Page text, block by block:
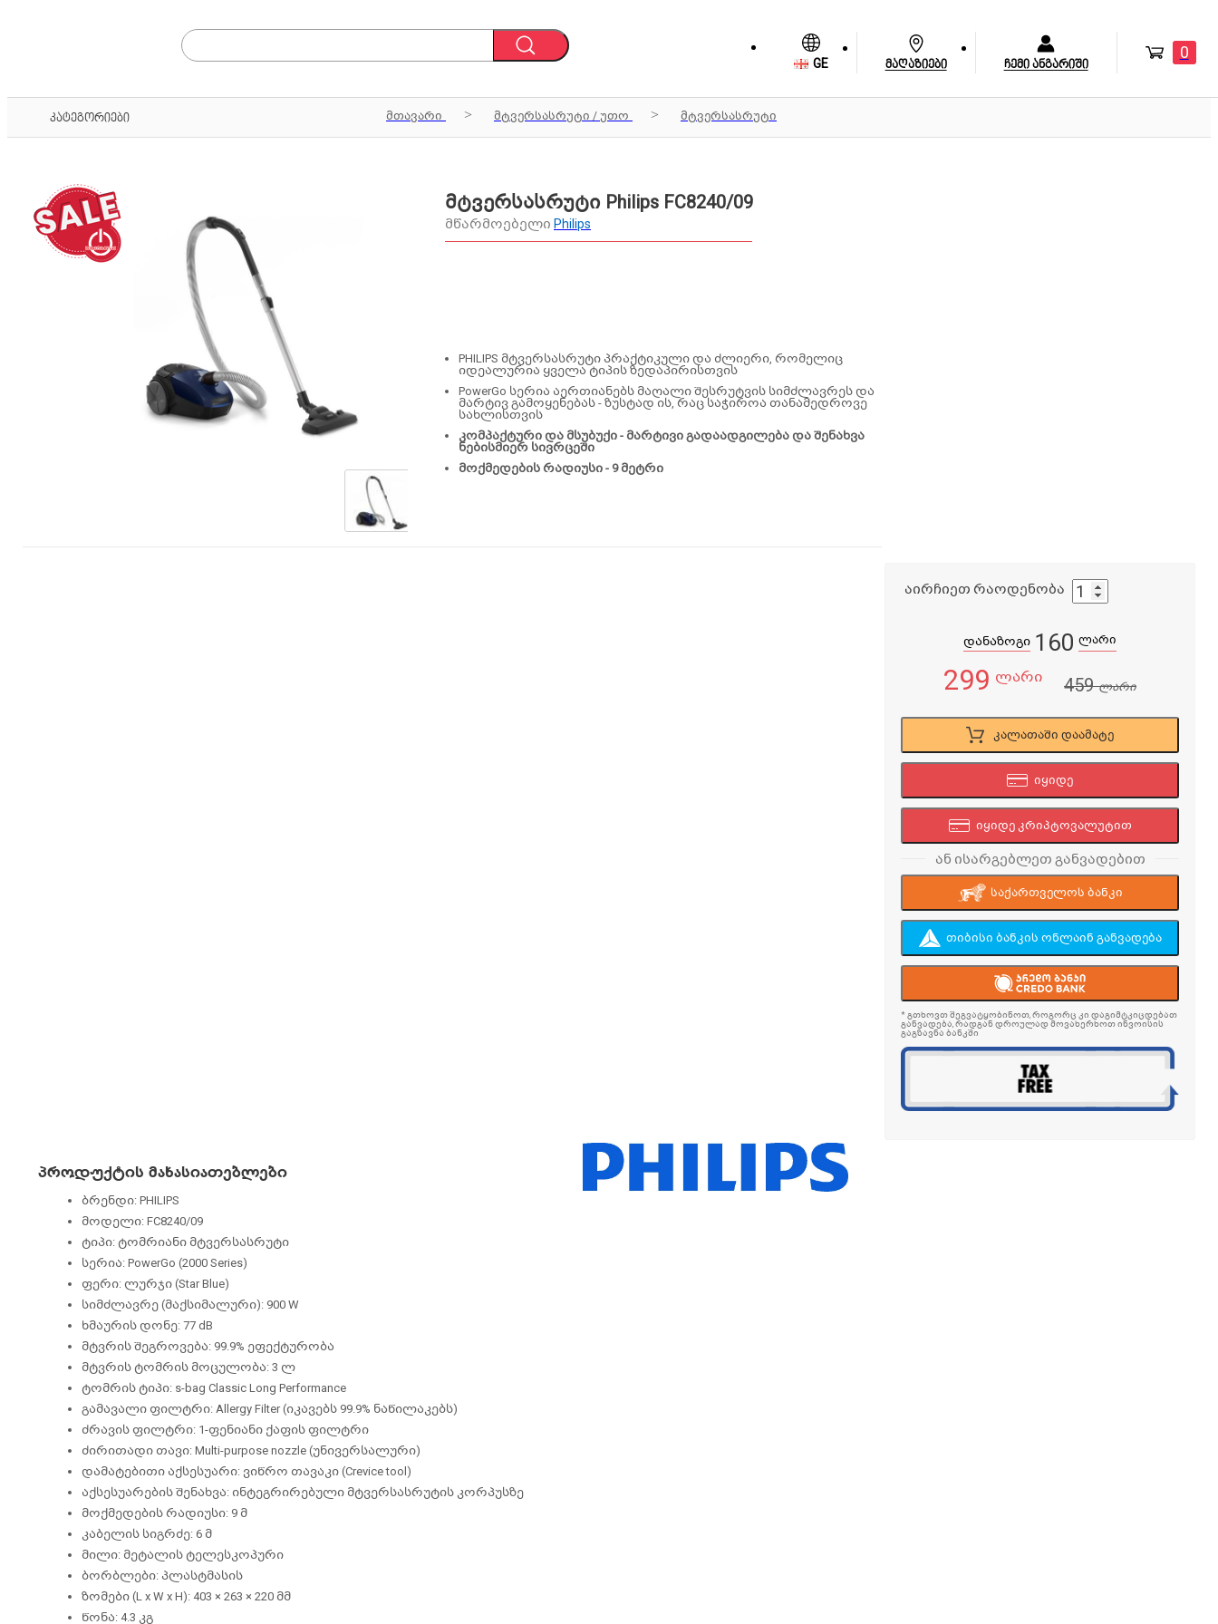
GE მაღაზიები ჩემი ანგარიში
0
კატეგორიები მთავარი მტვერსასრუტი / უთო მტვერსასრუტი
მტვერსასრუტი Philips FC8240/09
მწარმოებელი Philips
PHILIPS მტვერსასრუტი პრაქტიკული და ძლიერი, რომელიც
იდეალურია ყველა ტიპის ზედაპირისთვის
PowerGo სერია აერთიანებს მაღალი შესრუტვის სიმძლავრეს და
მარტივ გამოყენებას - ზუსტად ის, რაც საჭიროა თანამედროვე
სახლისთვის
კომპაქტური და მსუბუქი - მარტივი გადაადგილება და შენახვა
ნებისმიერ სივრცეში
მოქმედების რადიუსი - 9 მეტრი
აირჩიეთ რაოდენობა
დანაზოგი 160 ლარი
299 ლარი 459ლარი
კალათაში დაამატე
იყიდე
იყიდე კრიპტოვალუტით
ან ისარგებლეთ განვადებით
საქართველოს ბანკი
თიბისი ბანკის ონლაინ განვადება
* გთხოვთ შეგვატყობინოთ, როგორც კი დაგიმტკიცდებათ
განვადება, რადგან დროულად მოვახერხოთ ინვოისის
გაგზავნა ბანკში
პროდუქტის მახასიათებლები
ბრენდი: PHILIPS
მოდელი: FC8240/09
ტიპი: ტომრიანი მტვერსასრუტი
სერია: PowerGo (2000 Series)
ფერი: ლურჯი (Star Blue)
სიმძლავრე (მაქსიმალური): 900 W
ხმაურის დონე: 77 dB
მტვრის შეგროვება: 99.9% ეფექტურობა
მტვრის ტომრის მოცულობა: 3 ლ
ტომრის ტიპი: s-bag Classic Long Performance
გამავალი ფილტრი: Allergy Filter (იკავებს 99.9% ნაწილაკებს)
ძრავის ფილტრი: 1-ფენიანი ქაფის ფილტრი
ძირითადი თავი: Multi-purpose nozzle (უნივერსალური)
დამატებითი აქსესუარი: ვიწრო თავაკი (Crevice tool)
აქსესუარების შენახვა: ინტეგრირებული მტვერსასრუტის კორპუსზე
მოქმედების რადიუსი: 9 მ
კაბელის სიგრძე: 6 მ
მილი: მეტალის ტელესკოპური
ბორბლები: პლასტმასის
ზომები (L x W x H): 403 × 263 × 220 მმ
წონა: 4.3 კგ